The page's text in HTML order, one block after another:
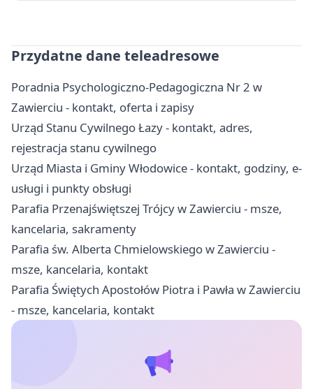
Przydatne dane teleadresowe
Poradnia Psychologiczno-Pedagogiczna Nr 2 w
Zawierciu - kontakt, oferta i zapisy
Urząd Stanu Cywilnego Łazy - kontakt, adres,
rejestracja stanu cywilnego
Urząd Miasta i Gminy Włodowice - kontakt, godziny, e-
usługi i punkty obsługi
Parafia Przenajświętszej Trójcy w Zawierciu - msze,
kancelaria, sakramenty
Parafia św. Alberta Chmielowskiego w Zawierciu -
msze, kancelaria, kontakt
Parafia Świętych Apostołów Piotra i Pawła w Zawierciu
- msze, kancelaria, kontakt